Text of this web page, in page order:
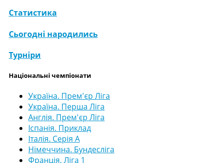
Статистика
Сьогодні народились
Турніри
Національні чемпіонати
Україна. Прем'єр Ліга
Україна. Перша Ліга
Англія. Прем'єр Ліга
Іспанія. Приклад
Італія. Серія А
Німеччина. Бундесліга
Франція. Ліга 1